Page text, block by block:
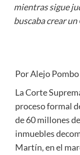
mientras sigue
buscaba crear
Por Alejo Pombo
La Corte
proceso formal
de 60 millones
inmuebles
Martín, en el